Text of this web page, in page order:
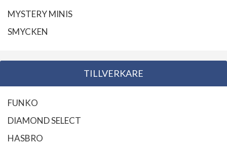
MYSTERY MINIS
SMYCKEN
TILLVERKARE
FUNKO
DIAMOND SELECT
HASBRO